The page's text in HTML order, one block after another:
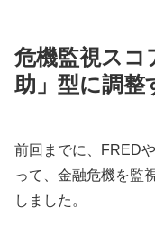
危機監視スコ
助」型に調整
前回までに、FRED
って、金融危機を監
しました。